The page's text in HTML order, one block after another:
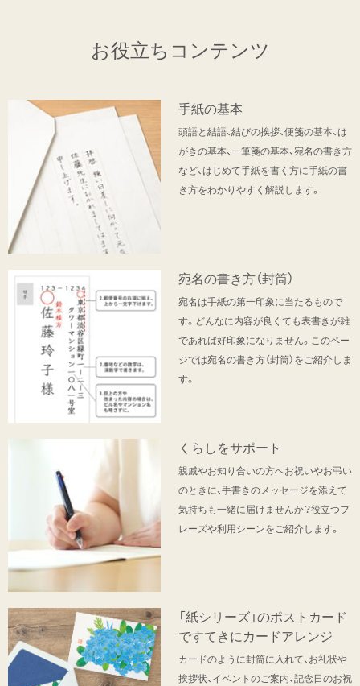
お役立ちコンテンツ
手紙の基本
頭語と結語、結びの挨拶、便箋の基本、は
がきの基本、一筆箋の基本、宛名の書き方
など、はじめて手紙を書く方に手紙の書
き方をわかりやすく解説します。
宛名の書き方（封筒）
宛名は手紙の第一印象に当たるもので
す。どんなに内容が良くても表書きが雑
であれば好印象になりません。このペー
ジでは宛名の書き方（封筒）をご紹介しま
す。
くらしをサポート
親戚やお知り合いの方へお祝いやお弔い
のときに、手書きのメッセージを添えて
気持ちも一緒に届けませんか？役立つフ
レーズや利用シーンをご紹介します。
「紙シリーズ」のポストカード
ですてきにカードアレンジ
カードのように封筒に入れて、お礼状や
挨拶状、イベントのご案内、記念日のお祝